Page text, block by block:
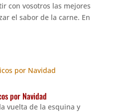
con vosotros las mejores
el sabor de la carne. En
por Navidad
vuelta de la esquina y